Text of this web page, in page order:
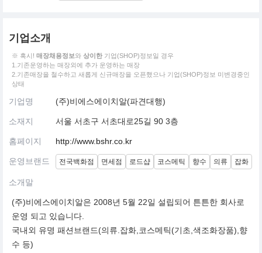
기업소개
※ 혹시! 매장채용정보와 상이한 기업(SHOP)정보일 경우
1.기존운영하는 매장외에 추가 운영하는 매장
2.기존매장을 철수하고 새롭게 신규매장을 오픈했으나 기업(SHOP)정보 미변경중인
상태
기업명 (주)비에스에이치알(파견대행)
소재지 서울 서초구 서초대로25길 90 3층
홈페이지 http://www.bshr.co.kr
운영브랜드 전국백화점 면세점 로드샵 코스메틱 향수 의류 잡화
소개말
(주)비에스에이치알은 2008년 5월 22일 설립되어 튼튼한 회사로
운영 되고 있습니다.
국내외 유명 패션브랜드(의류.잡화,코스메틱(기초,색조화장품),향
수 등)